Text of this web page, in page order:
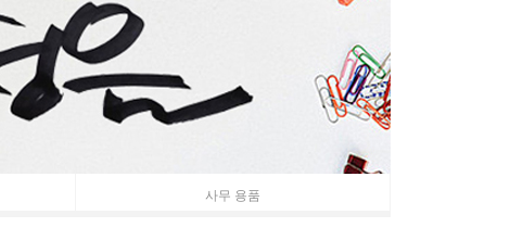
사무 용품